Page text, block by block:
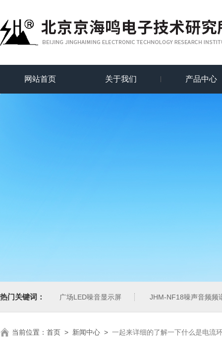
网站首页 关于我们 产品中心
热门关键词： 广场LED噪音显示屏 JHM-NF18噪声音频频
当前位置： 首页 > 新闻中心 > 一起来详细的了解一下什么是电流